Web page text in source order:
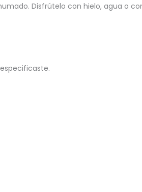
Disfrútelo con hielo, agua o